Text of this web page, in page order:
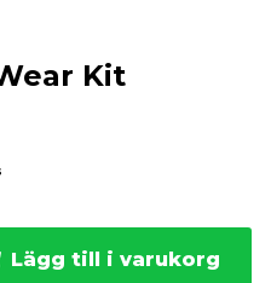
Kit
Lägg till i varukorg